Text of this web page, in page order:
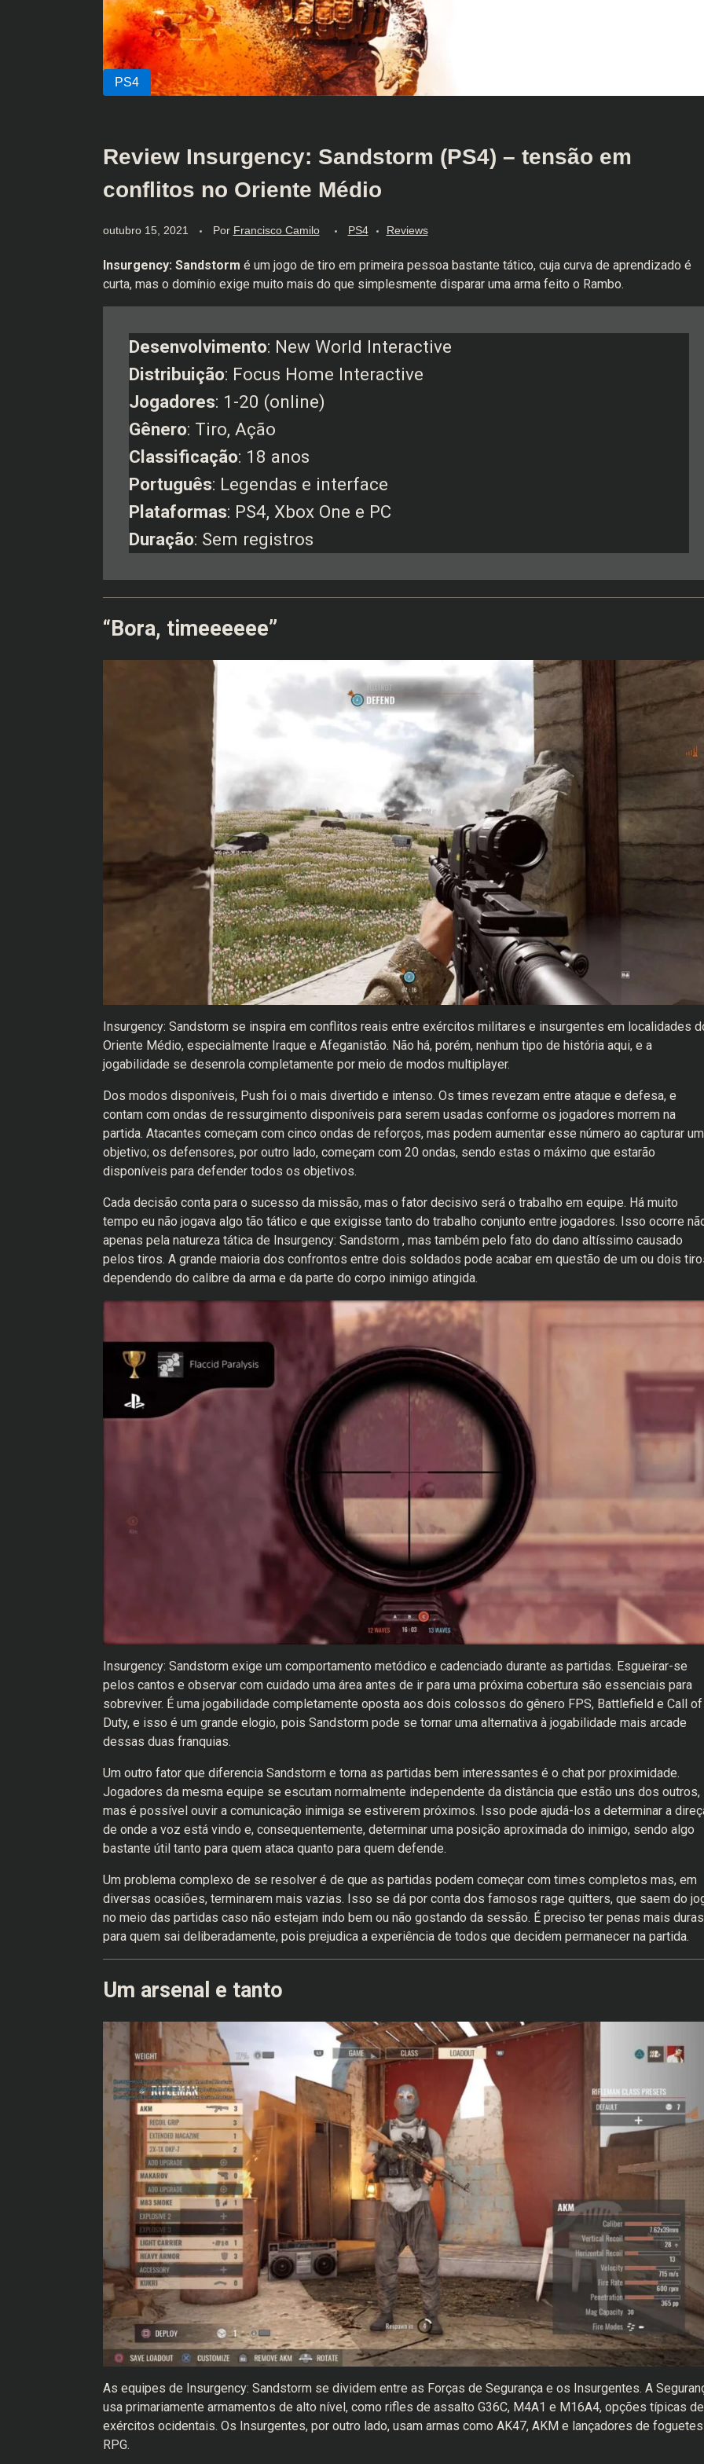
Review Insurgency: Sandstorm (PS4) – tensão em
conflitos no Oriente Médio
outubro 15, 2021 Por Francisco Camilo PS4 Reviews
Insurgency: Sandstorm é um jogo de tiro em primeira pessoa bastante tático, cuja curva de aprendizado é
curta, mas o domínio exige muito mais do que simplesmente disparar uma arma feito o Rambo.
Desenvolvimento: New World Interactive
Distribuição: Focus Home Interactive
Jogadores: 1-20 (online)
Gênero: Tiro, Ação
Classificação: 18 anos
Português: Legendas e interface
Plataformas: PS4, Xbox One e PC
Duração: Sem registros
“Bora, timeeeeee”
Insurgency: Sandstorm se inspira em conflitos reais entre exércitos militares e insurgentes em localidades
Oriente Médio, especialmente Iraque e Afeganistão. Não há, porém, nenhum tipo de história aqui, e a
jogabilidade se desenrola completamente por meio de modos multiplayer.
Dos modos disponíveis, Push foi o mais divertido e intenso. Os times revezam entre ataque e defesa, e
contam com ondas de ressurgimento disponíveis para serem usadas conforme os jogadores morrem na
partida. Atacantes começam com cinco ondas de reforços, mas podem aumentar esse número ao capturar um
objetivo; os defensores, por outro lado, começam com 20 ondas, sendo estas o máximo que estarão
disponíveis para defender todos os objetivos.
Cada decisão conta para o sucesso da missão, mas o fator decisivo será o trabalho em equipe. Há muito
tempo eu não jogava algo tão tático e que exigisse tanto do trabalho conjunto entre jogadores. Isso ocorre
apenas pela natureza tática de Insurgency: Sandstorm , mas também pelo fato do dano altíssimo causado
pelos tiros. A grande maioria dos confrontos entre dois soldados pode acabar em questão de um ou dois
dependendo do calibre da arma e da parte do corpo inimigo atingida.
Insurgency: Sandstorm exige um comportamento metódico e cadenciado durante as partidas. Esgueirar-se
pelos cantos e observar com cuidado uma área antes de ir para uma próxima cobertura são essenciais para
sobreviver. É uma jogabilidade completamente oposta aos dois colossos do gênero FPS, Battlefield e Call of
Duty, e isso é um grande elogio, pois Sandstorm pode se tornar uma alternativa à jogabilidade mais arcade
dessas duas franquias.
Um outro fator que diferencia Sandstorm e torna as partidas bem interessantes é o chat por proximidade.
Jogadores da mesma equipe se escutam normalmente independente da distância que estão uns dos outros,
mas é possível ouvir a comunicação inimiga se estiverem próximos. Isso pode ajudá-los a determinar a
de onde a voz está vindo e, consequentemente, determinar uma posição aproximada do inimigo, sendo algo
bastante útil tanto para quem ataca quanto para quem defende.
Um problema complexo de se resolver é de que as partidas podem começar com times completos mas, em
diversas ocasiões, terminarem mais vazias. Isso se dá por conta dos famosos rage quitters, que saem do
no meio das partidas caso não estejam indo bem ou não gostando da sessão. É preciso ter penas mais duras
para quem sai deliberadamente, pois prejudica a experiência de todos que decidem permanecer na partida.
Um arsenal e tanto
As equipes de Insurgency: Sandstorm se dividem entre as Forças de Segurança e os Insurgentes. A
usa primariamente armamentos de alto nível, como rifles de assalto G36C, M4A1 e M16A4, opções típicas de
exércitos ocidentais. Os Insurgentes, por outro lado, usam armas como AK47, AKM e lançadores de foguetes
RPG.